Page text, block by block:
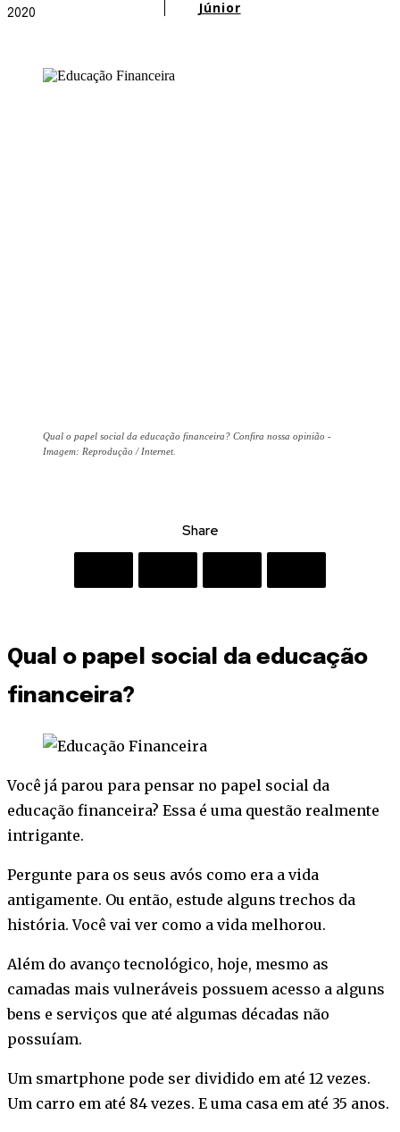
2020
Júnior
Qual o papel social da educação financeira? Confira nossa opinião -
Imagem: Reprodução / Internet.
Share
Qual o papel social da educação
financeira?
Você já parou para pensar no papel social da
educação financeira? Essa é uma questão realmente
intrigante.
Pergunte para os seus avós como era a vida
antigamente. Ou então, estude alguns trechos da
história. Você vai ver como a vida melhorou.
Além do avanço tecnológico, hoje, mesmo as
camadas mais vulneráveis possuem acesso a alguns
bens e serviços que até algumas décadas não
possuíam.
Um smartphone pode ser dividido em até 12 vezes.
Um carro em até 84 vezes. E uma casa em até 35 anos.